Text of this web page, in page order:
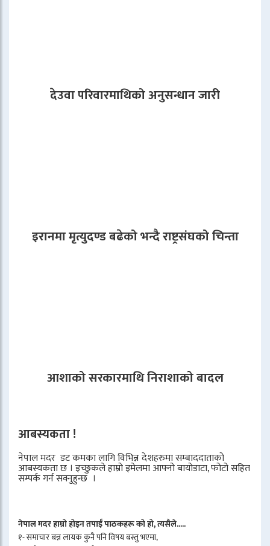
देउवा परिवारमाथिको अनुसन्धान जारी
इरानमा मृत्युदण्ड बढेको भन्दै राष्ट्रसंघको चिन्ता
आशाको सरकारमाथि निराशाको बादल
आबस्यकता !
नेपाल मदर डट कमका लागि विभिन्न देशहरुमा सम्बाददाताको
आबस्यकता छ । इच्छुकले हाम्रो इमेलमा आफ्नो बायोडाटा, फोटो सहित
सम्पर्क गर्न सक्नुहुन्छ ।
नेपाल मदर हाम्रो होइन तपाईँ पाठकहरू को हो, त्यसैले.....
१- समाचार बन्न लायक कुनै पनि विषय बस्तु भएमा,